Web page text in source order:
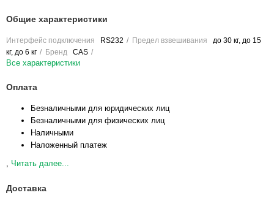
Общие характеристики
Интерфейс подключения RS232 Предел взвешивания
до 30 кг, до 15
кг, до 6 кг
Бренд CAS
Все характеристики
Оплата
Безналичными для юридических лиц
Безналичными для физических лиц
Наличными
Наложенный платеж
, Читать далее...
Доставка